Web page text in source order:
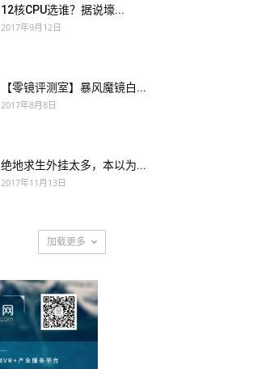
12核CPU选谁？据说壕...
2017年9月12日
【零镜评测室】暴风魔镜白...
2017年8月8日
绝地求生外挂太多，本以为...
2017年11月13日
加载更多